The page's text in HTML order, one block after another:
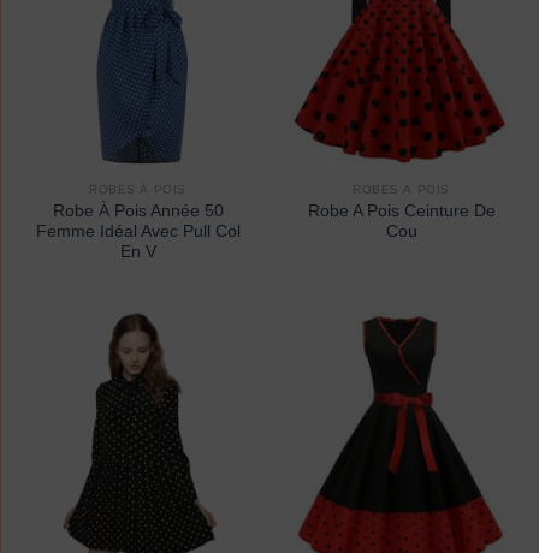
ROBES À POIS
Robe À Pois Année 50
Femme Idéal Avec Pull Col
En V
ROBES À POIS
Robe A Pois Ceinture De
Cou